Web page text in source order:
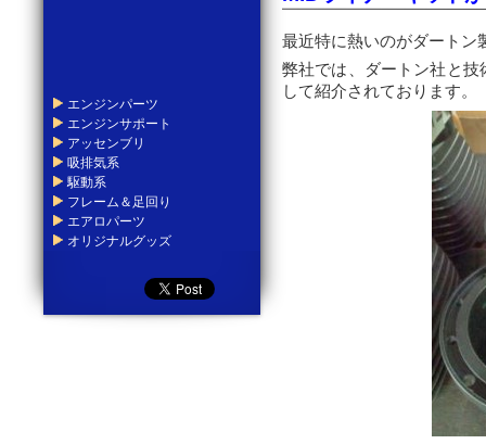
最近特に熱いのがダートン
弊社では、ダートン社と
して紹介されております。
エンジンパーツ
エンジンサポート
アッセンブリ
吸排気系
駆動系
フレーム＆足回り
エアロパーツ
オリジナルグッズ